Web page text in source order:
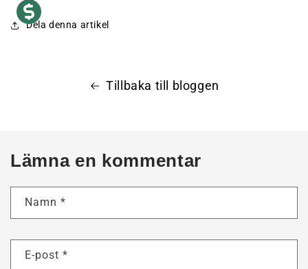
Dela denna artikel
Tillbaka till bloggen
Lämna en kommentar
Namn *
E-post *